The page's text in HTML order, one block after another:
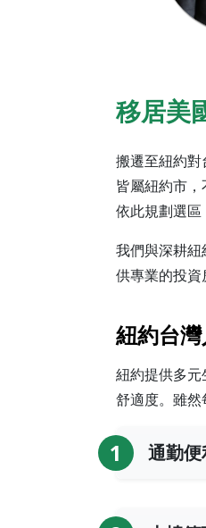
移居美
搬遷至紐約
皆屬紐約市
依此規劃選區
我們與深耕
供專業的投資
紐約台
紐約提供多
舒適度。雖
1 通勤